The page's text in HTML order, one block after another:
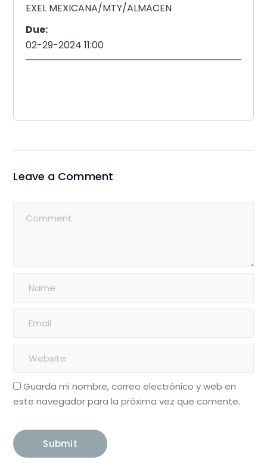
EXEL MEXICANA/MTY/ALMACEN
Due:
02-29-2024 11:00
Leave a Comment
Guarda mi nombre, correo electrónico y web en
este navegador para la próxima vez que comente.